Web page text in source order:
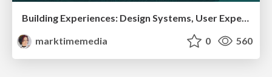
marktimemedia
0 560